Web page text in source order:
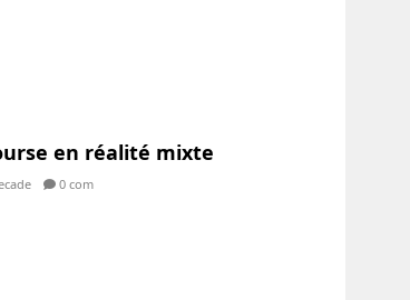
en réalité mixte
0 com